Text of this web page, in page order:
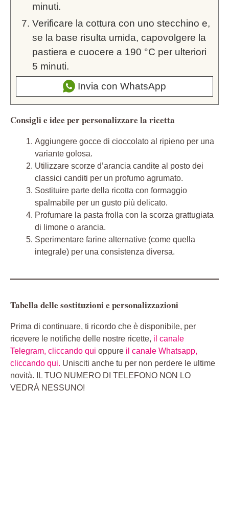
minuti.
Verificare la cottura con uno stecchino e,
se la base risulta umida, capovolgere la
pastiera e cuocere a 190 °C per ulteriori
5 minuti.
Invia con WhatsApp
Consigli e idee per personalizzare la ricetta
Aggiungere gocce di cioccolato al ripieno per una
variante golosa.
Utilizzare scorze d’arancia candite al posto dei
classici canditi per un profumo agrumato.
Sostituire parte della ricotta con formaggio
spalmabile per un gusto più delicato.
Profumare la pasta frolla con la scorza grattugiata
di limone o arancia.
Sperimentare farine alternative (come quella
integrale) per una consistenza diversa.
Tabella delle sostituzioni e personalizzazioni
Prima di continuare, ti ricordo che è disponibile, per
ricevere le notifiche delle nostre ricette, il canale
Telegram, cliccando qui oppure il canale Whatsapp,
cliccando qui. Unisciti anche tu per non perdere le ultime
novità. IL TUO NUMERO DI TELEFONO NON LO
VEDRÀ NESSUNO!